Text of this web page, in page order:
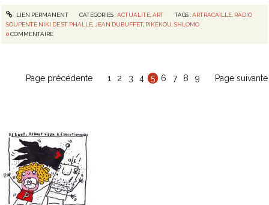
LIEN PERMANENT CATÉGORIES :ACTUALITÉ, ART TAGS :ARTRACAILLE RADIO
SOUPENTE NIKI DE ST PHALLE JEAN DUBUFFET, PIKEKOU ,SHLOMO
0COMMENTAIRE
Page précédente 1 2 3 4 5 6 7 8 9 Page suivante